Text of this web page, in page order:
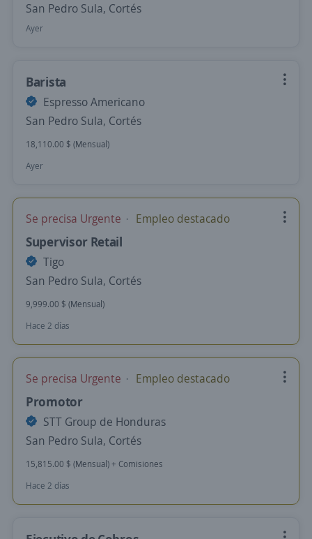
San Pedro Sula, Cortés
Ayer
Barista
Espresso Americano
San Pedro Sula, Cortés
18,110.00 $ (Mensual)
Ayer
Se precisa Urgente Empleo destacado
Supervisor Retail
Tigo
San Pedro Sula, Cortés
9,999.00 $ (Mensual)
Hace 2 días
Se precisa Urgente Empleo destacado
Promotor
STT Group de Honduras
San Pedro Sula, Cortés
15,815.00 $ (Mensual) + Comisiones
Hace 2 días